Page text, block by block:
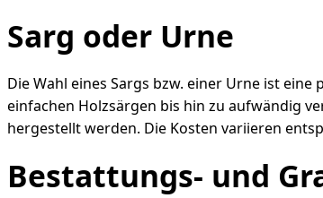
Sarg oder Urne
Die Wahl eines Sargs bzw. einer Urne ist
einfachen Holzsärgen bis hin zu aufwändig
hergestellt werden. Die Kosten variieren
Bestattungs- und